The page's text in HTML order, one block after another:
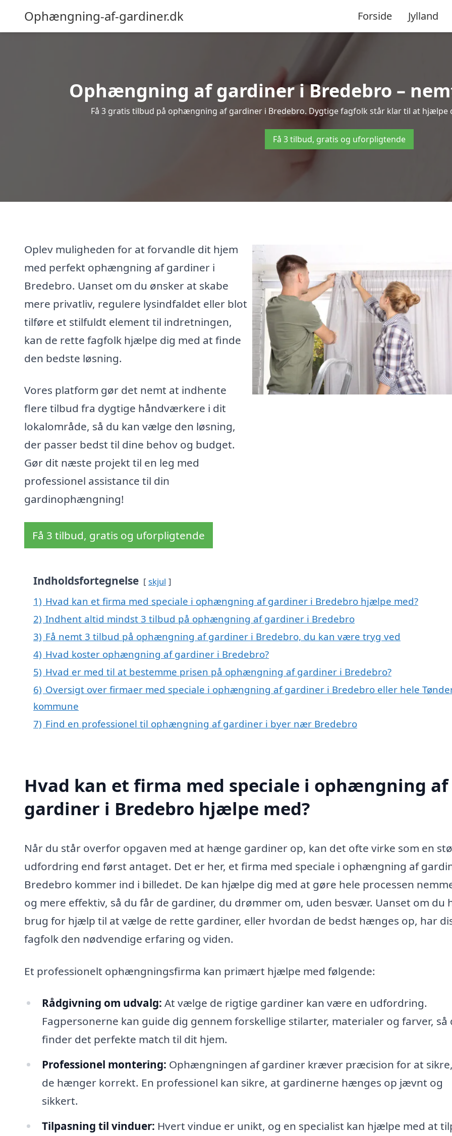
Ophængning-af-gardiner.dk Forside Jylland
Ophængning af gardiner i Bredebro –
Få 3 gratis tilbud på ophængning af gardiner i Bredebro. Dygtige fagfolk står klar til at
Få 3 tilbud, gratis og uforpligtende
Oplev muligheden for at forvandle dit hjem
med perfekt ophængning af gardiner i
Bredebro. Uanset om du ønsker at skabe
mere privatliv, regulere lysindfaldet eller blot
tilføre et stilfuldt element til indretningen,
kan de rette fagfolk hjælpe dig med at finde
den bedste løsning.
Vores platform gør det nemt at indhente
flere tilbud fra dygtige håndværkere i dit
lokalområde, så du kan vælge den løsning,
der passer bedst til dine behov og budget.
Gør dit næste projekt til en leg med
professionel assistance til din
gardinophængning!
Få 3 tilbud, gratis og uforpligtende
Indholdsfortegnelse skjul
1) Hvad kan et firma med speciale i ophængning af gardiner i Bredebro hjælpe med?
2) Indhent altid mindst 3 tilbud på ophængning af gardiner i Bredebro
3) Få nemt 3 tilbud på ophængning af gardiner i Bredebro, du kan være tryg ved
4) Hvad koster ophængning af gardiner i Bredebro?
5) Hvad er med til at bestemme prisen på ophængning af gardiner i Bredebro?
6) Oversigt over firmaer med speciale i ophængning af gardiner i Bredebro eller hele
kommune
7) Find en professionel til ophængning af gardiner i byer nær Bredebro
Hvad kan et firma med speciale i ophængning af
gardiner i Bredebro hjælpe med?
Når du står overfor opgaven med at hænge gardiner op, kan det ofte virke som en
udfordring end først antaget. Det er her, et firma med speciale i ophængning af
Bredebro kommer ind i billedet. De kan hjælpe dig med at gøre hele processen
og mere effektiv, så du får de gardiner, du drømmer om, uden besvær. Uanset om du
brug for hjælp til at vælge de rette gardiner, eller hvordan de bedst hænges op, har
fagfolk den nødvendige erfaring og viden.
Et professionelt ophængningsfirma kan primært hjælpe med følgende:
Rådgivning om udvalg: At vælge de rigtige gardiner kan være en udfordring.
Fagpersonerne kan guide dig gennem forskellige stilarter, materialer og farver, så
finder det perfekte match til dit hjem.
Professionel montering: Ophængningen af gardiner kræver præcision for at
de hænger korrekt. En professionel kan sikre, at gardinerne hænges op jævnt og
sikkert.
Tilpasning til vinduer: Hvert vindue er unikt, og en specialist kan hjælpe med at